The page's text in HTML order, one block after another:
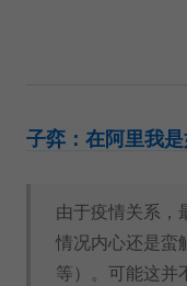
子弈：在阿里我是
由于疫情关系，
情况内心还是蛮
等）。可能这并